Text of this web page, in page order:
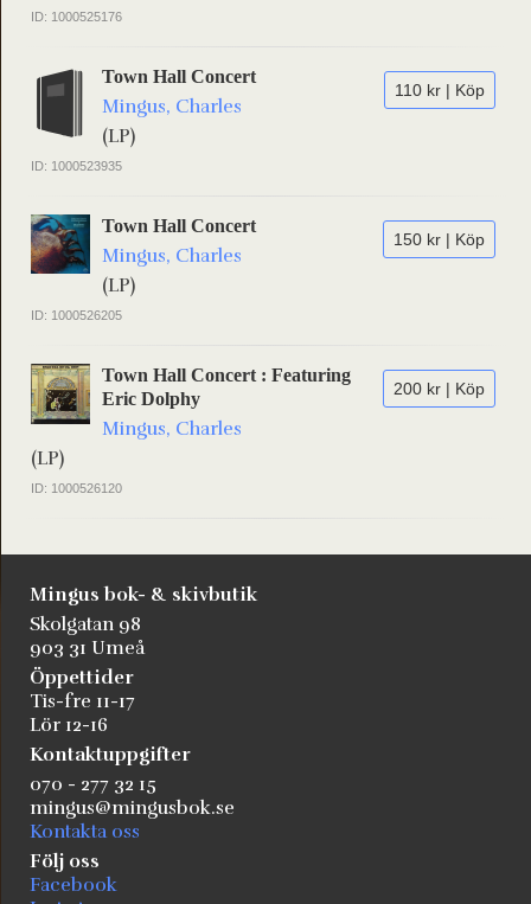
ID: 1000525176
110 kr | Köp
Town Hall Concert
Mingus, Charles
(LP)
ID: 1000523935
150 kr | Köp
Town Hall Concert
Mingus, Charles
(LP)
ID: 1000526205
200 kr | Köp
Town Hall Concert : Featuring
Eric Dolphy
Mingus, Charles
(LP)
ID: 1000526120
Mingus bok- & skivbutik
Skolgatan 98
903 31 Umeå
Öppettider
Tis-fre 11-17
Lör 12-16
Kontaktuppgifter
070 - 277 32 15
mingus@mingusbok.se
Kontakta oss
Följ oss
Facebook